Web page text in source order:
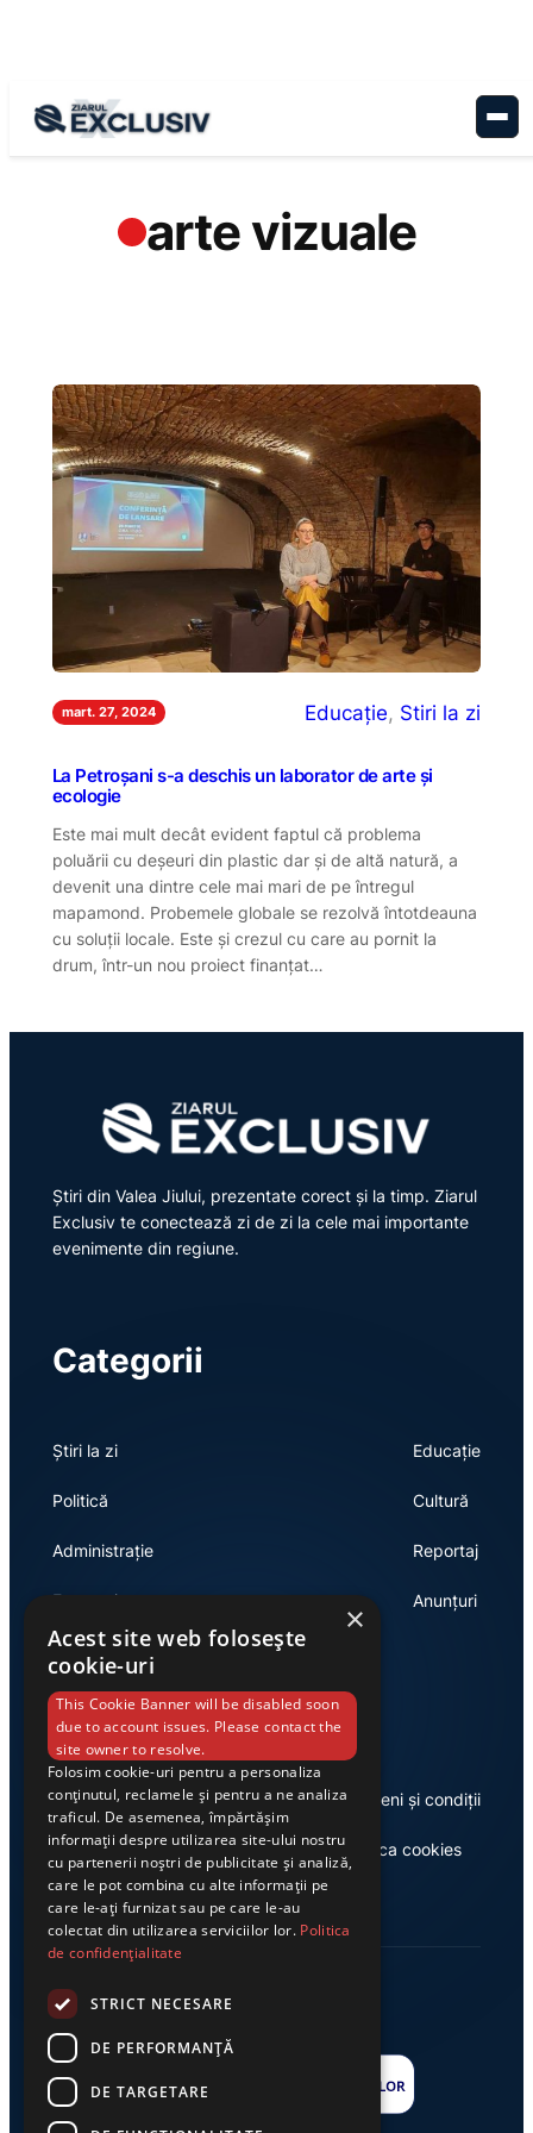
arte vizuale
mart. 27, 2024 Educație, Stiri la zi
La Petroșani s-a deschis un laborator de arte și
ecologie
Este mai mult decât evident faptul că problema
poluării cu deșeuri din plastic dar și de altă natură, a
devenit una dintre cele mai mari de pe întregul
mapamond. Probemele globale se rezolvă întotdeauna
cu soluții locale. Este și crezul cu care au pornit la
drum, într-un nou proiect finanțat…
Știri din Valea Jiului, prezentate corect și la timp. Ziarul
Exclusiv te conectează zi de zi la cele mai importante
evenimente din regiune.
Categorii
Știri la zi
Politică
Administrație
Economie
Educație
Cultură
Reportaj
Anunțuri
Link-uri utile
Despre noi
Casa de editură Exclusiv
Termeni și condiții
Politica cookies
×
Acest site web folosește
cookie-uri
This Cookie Banner will be disabled soon
due to account issues. Please contact the
site owner to resolve.
Folosim cookie-uri pentru a personaliza
conținutul, reclamele și pentru a ne analiza
traficul. De asemenea, împărtășim
informații despre utilizarea site-ului nostru
cu partenerii noștri de publicitate și analiză,
care le pot combina cu alte informații pe
care le-ați furnizat sau pe care le-au
colectat din utilizarea serviciilor lor. Politica
de confidențialitate
STRICT NECESARE
DE PERFORMANȚĂ
DE TARGETARE